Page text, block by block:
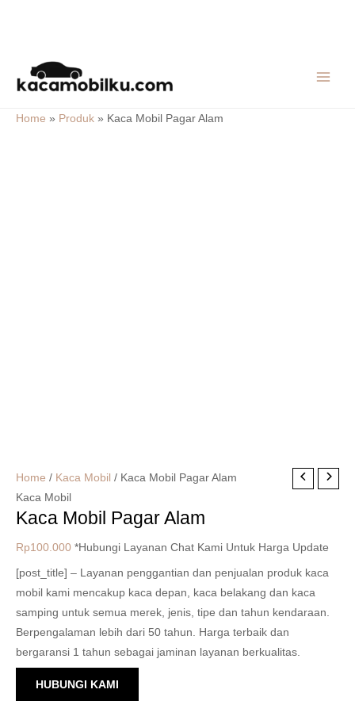
content
Home » Produk » Kaca Mobil Pagar Alam
Home / Kaca Mobil / Kaca Mobil Pagar Alam
Kaca Mobil
Kaca Mobil Pagar Alam
Rp100.000 *Hubungi Layanan Chat Kami Untuk Harga Update
[post_title] – Layanan penggantian dan penjualan produk kaca
mobil kami mencakup kaca depan, kaca belakang dan kaca
samping untuk semua merek, jenis, tipe dan tahun kendaraan.
Berpengalaman lebih dari 50 tahun. Harga terbaik dan
bergaransi 1 tahun sebagai jaminan layanan berkualitas.
HUBUNGI KAMI